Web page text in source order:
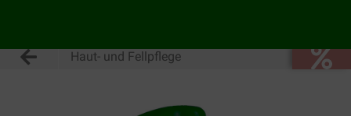
Haut- und Fellpflege